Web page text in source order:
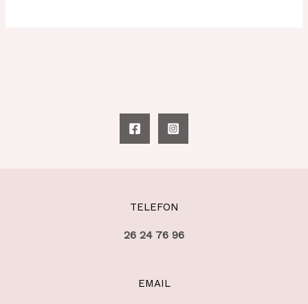
TELEFON
26 24 76 96
EMAIL